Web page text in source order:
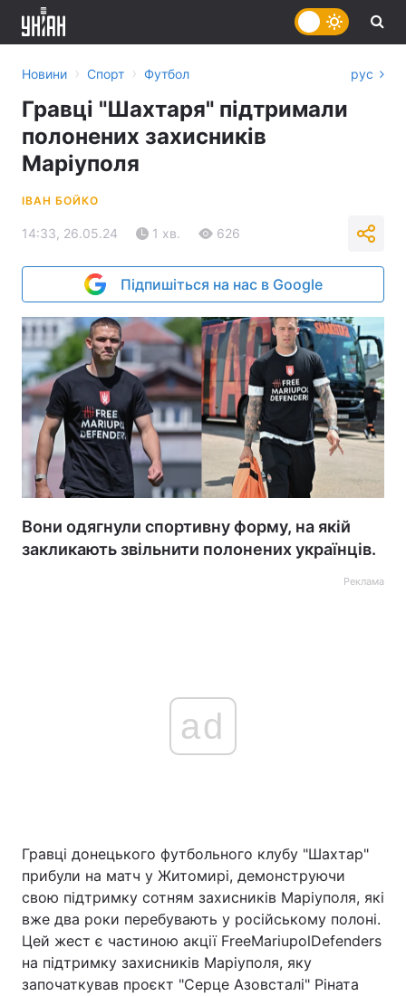
Головна Війна
Україна Політика
Економіка Світ
Новини › Спорт › Футбол рус
Гравці "Шахтаря" підтримали
полонених захисників
Маріуполя
ІВАН БОЙКО
14:33, 26.05.24 1 хв. 626
Підпишіться на нас в Google
Вони одягнули спортивну форму, на якій
закликають звільнити полонених українців.
Реклама
ad
Гравці донецького футбольного клубу "Шахтар"
прибули на матч у Житомирі, демонструючи
свою підтримку сотням захисників Маріуполя, які
вже два роки перебувають у російському полоні.
Цей жест є частиною акції FreeMariupolDefenders
на підтримку захисників Маріуполя, яку
започаткував проєкт "Серце Азовсталі" Ріната